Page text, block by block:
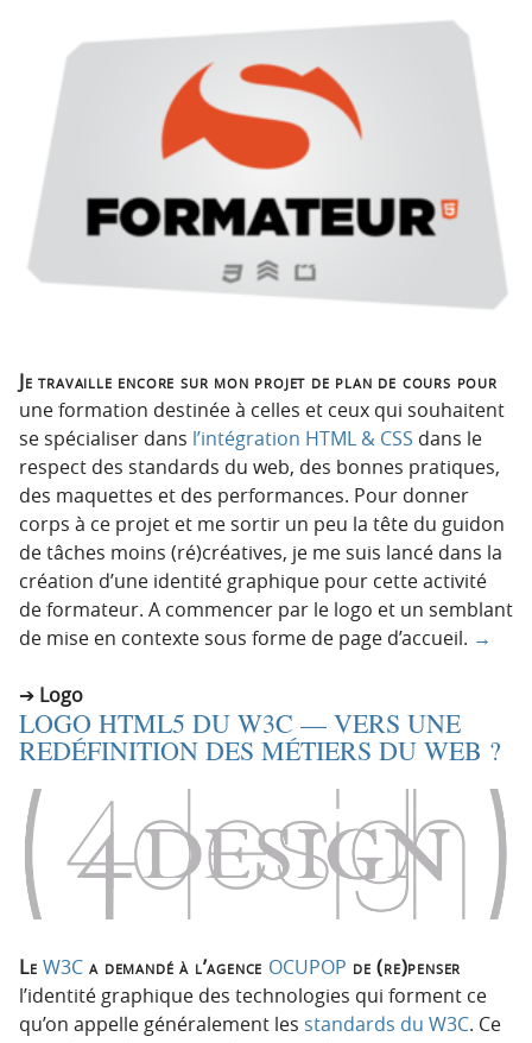
Je travaille encore sur mon projet de plan de cours pour
une formation destinée à celles et ceux qui souhaitent
se spécialiser dans l’intégration HTML & CSS dans le
respect des standards du web, des bonnes pratiques,
des maquettes et des performances. Pour donner
corps à ce projet et me sortir un peu la tête du guidon
de tâches moins (ré)créatives, je me suis lancé dans la
création d’une identité graphique pour cette activité
de formateur. A commencer par le logo et un semblant
de mise en contexte sous forme de page d’accueil. →
Logo
LOGO HTML5 DU W3C — VERS UNE
REDÉFINITION DES MÉTIERS DU WEB ?
LeW3C a demandé à l’agence OCUPOP de (re)penser
l’identité graphique des technologies qui forment ce
qu’on appelle généralement les standards du W3C. Ce